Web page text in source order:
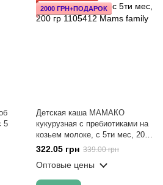
5
2000 ГРН+ПОДАРОК
Детская каша МАМАКО
кукурузная с пребиотиками на
козьем молоке, с 5ти мес, 200
гр
322.05 грн 339.00 грн
Оптовые цены